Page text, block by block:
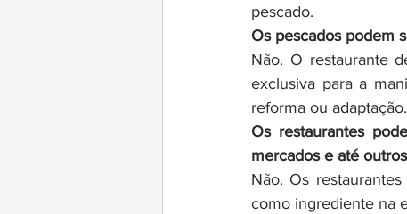
pescado.
Os pescados podem
Não. O restaurante
exclusiva para a
reforma ou adaptação.
Os restaurantes
mercados e até
Não. Os
como ingrediente na